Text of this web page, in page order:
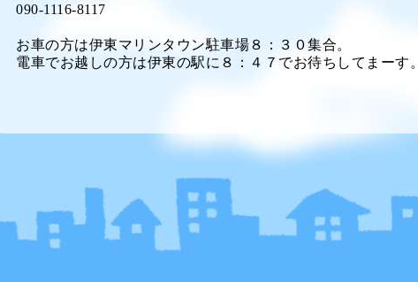
090-1116-8117
お車の方は伊東マリンタウン駐車場８：３０集合。
電車でお越しの方は伊東の駅に８：４７でお待ちしてまーす。